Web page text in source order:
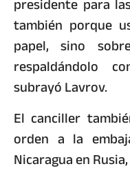
también porque
papel, sino
respaldándolo
subrayó Lavrov.
El canciller
orden a la
Nicaragua en Rusia,